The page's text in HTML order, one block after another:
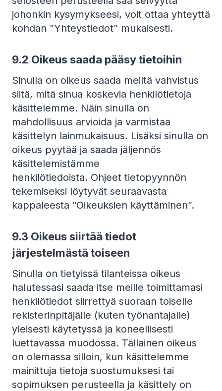
johonkin kysymykseesi, voit ottaa yhteyttä
kohdan ”Yhteystiedot” mukaisesti.
9.2 Oikeus saada pääsy tietoihin
Sinulla on oikeus saada meiltä vahvistus
siitä, mitä sinua koskevia henkilötietoja
käsittelemme. Näin sinulla on
mahdollisuus arvioida ja varmistaa
käsittelyn lainmukaisuus. Lisäksi sinulla on
oikeus pyytää ja saada jäljennös
käsittelemistämme
henkilötiedoista. Ohjeet tietopyynnön
tekemiseksi löytyvät seuraavasta
kappaleesta ”Oikeuksien käyttäminen”.
9.3 Oikeus siirtää tiedot
järjestelmästä toiseen
Sinulla on tietyissä tilanteissa oikeus
halutessasi saada itse meille toimittamasi
henkilötiedot siirrettyä suoraan toiselle
rekisterinpitäjälle (kuten työnantajalle)
yleisesti käytetyssä ja koneellisesti
luettavassa muodossa. Tällainen oikeus
on olemassa silloin, kun käsittelemme
mainittuja tietoja suostumuksesi tai
sopimuksen perusteella ja käsittely on